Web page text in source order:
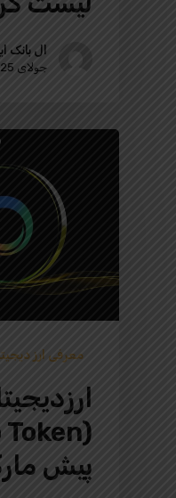
ال بانک
جولای 25, 2026
معرفی ارز
پیش‌